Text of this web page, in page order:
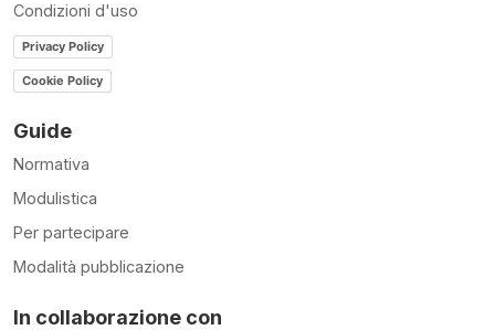
Condizioni d'uso
Privacy Policy
Cookie Policy
Guide
Normativa
Modulistica
Per partecipare
Modalità pubblicazione
In collaborazione con